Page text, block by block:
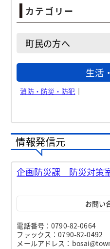
カテゴリー
町民の方へ
生活
消防・防災・防犯 ｜
情報発信元
企画防災課 防災対策
お問い
電話番号：0790-82-0664
ファックス：0790-82-0492
メールアドレス：